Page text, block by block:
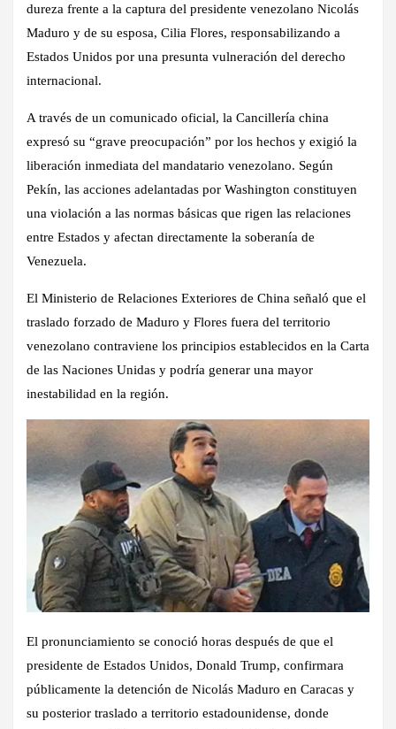
dureza frente a la captura del presidente venezolano Nicolás
Maduro y de su esposa, Cilia Flores, responsabilizando a
Estados Unidos por una presunta vulneración del derecho
internacional.
A través de un comunicado oficial, la Cancillería china
expresó su “grave preocupación” por los hechos y exigió la
liberación inmediata del mandatario venezolano. Según
Pekín, las acciones adelantadas por Washington constituyen
una violación a las normas básicas que rigen las relaciones
entre Estados y afectan directamente la soberanía de
Venezuela.
El Ministerio de Relaciones Exteriores de China señaló que el
traslado forzado de Maduro y Flores fuera del territorio
venezolano contraviene los principios establecidos en la Carta
de las Naciones Unidas y podría generar una mayor
inestabilidad en la región.
El pronunciamiento se conoció horas después de que el
presidente de Estados Unidos, Donald Trump, confirmara
públicamente la detención de Nicolás Maduro en Caracas y
su posterior traslado a territorio estadounidense, donde